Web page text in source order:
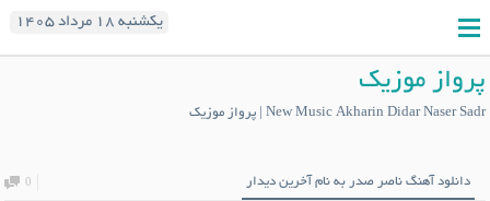
یکشنبه ۱۸ مرداد ۱۴۰۵
پرواز موزیک
New Music Akharin Didar Naser Sadr | پرواز موزیک
دانلود آهنگ ناصر صدر به نام آخرین دیدار 0